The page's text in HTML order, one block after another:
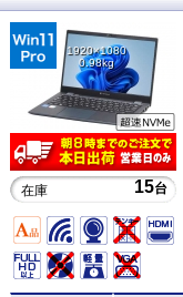
1920×1080
0.98kg
在庫 15台